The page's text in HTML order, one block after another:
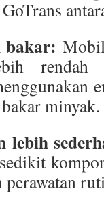
bakar:
rendah
minyak.
lebih